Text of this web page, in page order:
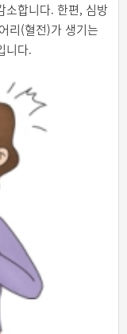
소합니다. 한편, 심방
리(혈전)가 생기는
니다.